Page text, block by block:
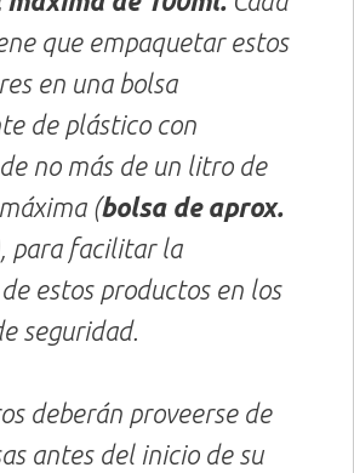
que empaquetar estos
en una bolsa
de plástico con
no más de un litro de
(bolsa de aprox.
para facilitar la
estos productos en los
seguridad.
deberán proveerse de
antes del inicio de su